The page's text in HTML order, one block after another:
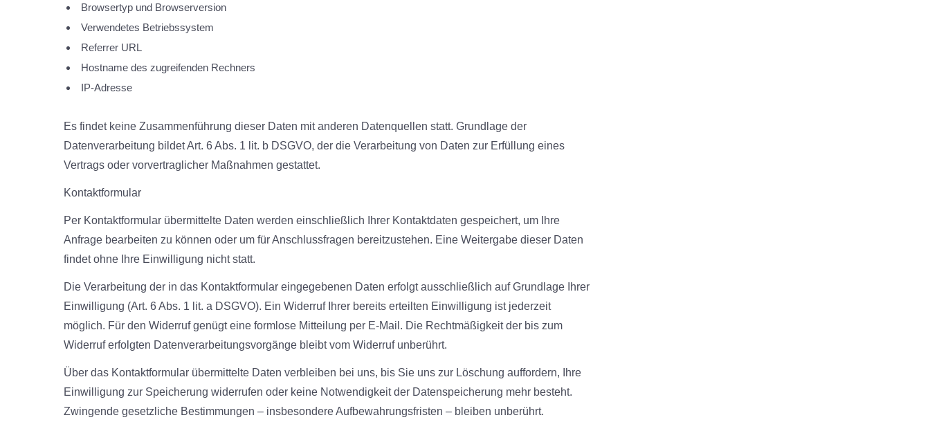
Browsertyp und Browserversion
Verwendetes Betriebssystem
Referrer URL
Hostname des zugreifenden Rechners
IP-Adresse
Es findet keine Zusammenführung dieser Daten mit anderen Datenquellen statt. Grundlage der
Datenverarbeitung bildet Art. 6 Abs. 1 lit. b DSGVO, der die Verarbeitung von Daten zur Erfüllung eines
Vertrags oder vorvertraglicher Maßnahmen gestattet.
Kontaktformular
Per Kontaktformular übermittelte Daten werden einschließlich Ihrer Kontaktdaten gespeichert, um Ihre
Anfrage bearbeiten zu können oder um für Anschlussfragen bereitzustehen. Eine Weitergabe dieser Daten
findet ohne Ihre Einwilligung nicht statt.
Die Verarbeitung der in das Kontaktformular eingegebenen Daten erfolgt ausschließlich auf Grundlage Ihrer
Einwilligung (Art. 6 Abs. 1 lit. a DSGVO). Ein Widerruf Ihrer bereits erteilten Einwilligung ist jederzeit
möglich. Für den Widerruf genügt eine formlose Mitteilung per E-Mail. Die Rechtmäßigkeit der bis zum
Widerruf erfolgten Datenverarbeitungsvorgänge bleibt vom Widerruf unberührt.
Über das Kontaktformular übermittelte Daten verbleiben bei uns, bis Sie uns zur Löschung auffordern, Ihre
Einwilligung zur Speicherung widerrufen oder keine Notwendigkeit der Datenspeicherung mehr besteht.
Zwingende gesetzliche Bestimmungen – insbesondere Aufbewahrungsfristen – bleiben unberührt.